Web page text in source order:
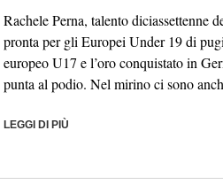
Rachele Perna, talento diciassettenne
pronta per gli Europei Under 19 di
europeo U17 e l’oro conquistato in
punta al podio. Nel mirino ci sono
LEGGI DI PIÙ